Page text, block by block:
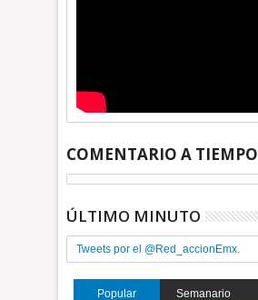
COMENTARIO A TIEMPO
ÚLTIMO MINUTO
Tweets por el @Red_accionEmx.
Popular Semanario